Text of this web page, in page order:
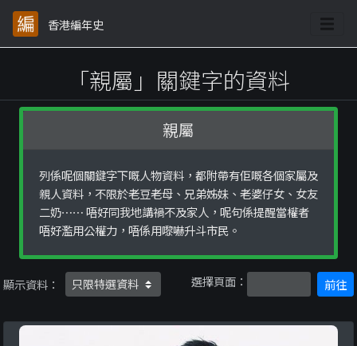
香港編年史
「親屬」關鍵字的資料
親屬
列係呢個關鍵字下嘅人物資料，都附帶有佢嘅各個家屬及
親人資料，不限於老豆老母、兄弟姊妹、老婆仔女、女友
二奶⋯⋯ 唔好同我地講禍不及家人，呢句係提醒當權者
唔好濫用公權力，唔係用嚟嚇升斗市民。
顯示資料： 選擇頁面： 前往